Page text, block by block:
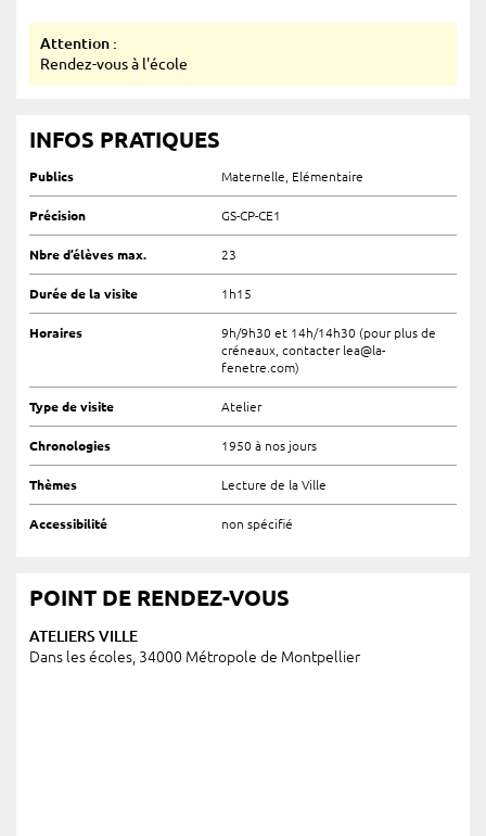
Attention :
Rendez-vous à l'école
INFOS PRATIQUES
Publics Maternelle, Elémentaire
Précision GS-CP-CE1
Nbre d’élèves max. 23
Durée de la visite 1h15
Horaires
9h/9h30 et 14h/14h30 (pour plus de
créneaux, contacter lea@la-
fenetre.com)
Type de visite Atelier
Chronologies 1950 à nos jours
Thèmes Lecture de la Ville
Accessibilité non spécifié
POINT DE RENDEZ-VOUS
ATELIERS VILLE
Dans les écoles, 34000 Métropole de Montpellier